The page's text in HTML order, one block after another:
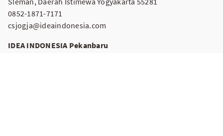
0852-1871-7171
csjogja@ideaindonesia.com
IDEA INDONESIA Pekanbaru